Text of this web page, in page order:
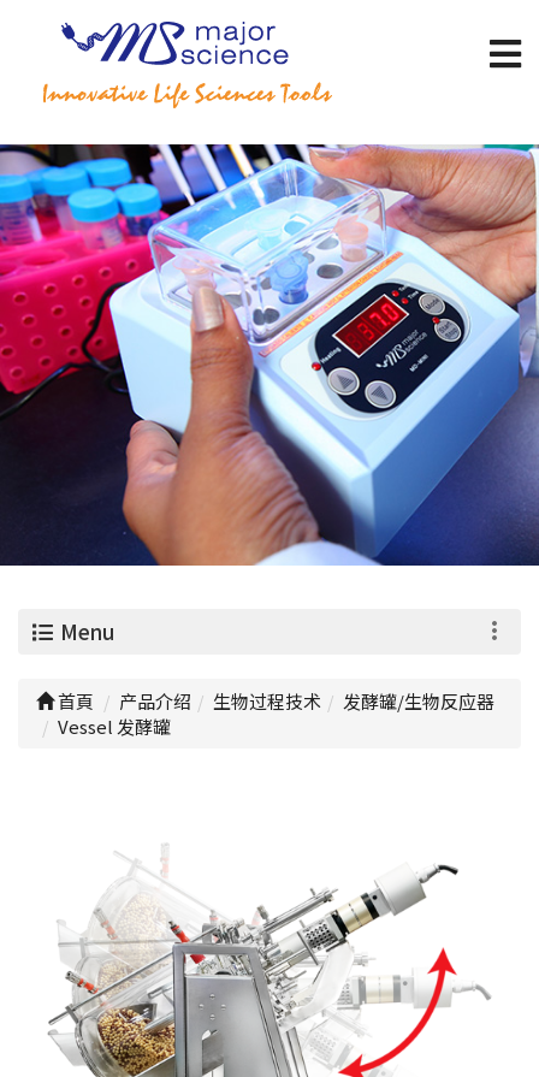
Menu
首頁 产品介绍 生物过程技术
发酵罐/生物反应器
Vessel 发酵罐